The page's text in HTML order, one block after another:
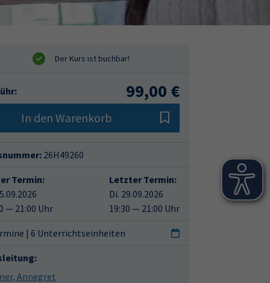
99,00 €
In den Warenkorb
26H49260
Termin:
— 21:00 Uhr
Letzter Termin:
Di. 29.09.2026
19:30 — 21:00 Uhr
| 6 Unterrichtseinheiten
Riemer, Annegret